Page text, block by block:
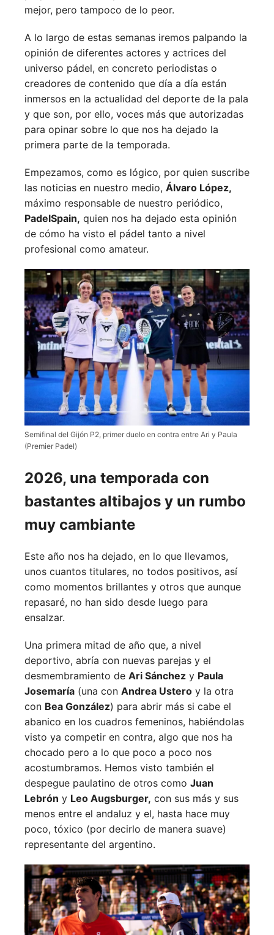
mejor, pero tampoco de lo peor.
A lo largo de estas semanas iremos palpando la
opinión de diferentes actores y actrices del
universo pádel, en concreto periodistas o
creadores de contenido que día a día están
inmersos en la actualidad del deporte de la pala
y que son, por ello, voces más que autorizadas
para opinar sobre lo que nos ha dejado la
primera parte de la temporada.
Empezamos, como es lógico, por quien suscribe
las noticias en nuestro medio, Álvaro López,
máximo responsable de nuestro periódico,
PadelSpain, quien nos ha dejado esta opinión
de cómo ha visto el pádel tanto a nivel
profesional como amateur.
Semifinal del Gijón P2, primer duelo en contra entre Ari y Paula
(Premier Padel)
2026, una temporada con
bastantes altibajos y un rumbo
muy cambiante
Este año nos ha dejado, en lo que llevamos,
unos cuantos titulares, no todos positivos, así
como momentos brillantes y otros que aunque
repasaré, no han sido desde luego para
ensalzar.
Una primera mitad de año que, a nivel
deportivo, abría con nuevas parejas y el
desmembramiento de Ari Sánchez y Paula
Josemaría (una con Andrea Ustero y la otra
con Bea González) para abrir más si cabe el
abanico en los cuadros femeninos, habiéndolas
visto ya competir en contra, algo que nos ha
chocado pero a lo que poco a poco nos
acostumbramos. Hemos visto también el
despegue paulatino de otros como Juan
Lebrón y Leo Augsburger, con sus más y sus
menos entre el andaluz y el, hasta hace muy
poco, tóxico (por decirlo de manera suave)
representante del argentino.